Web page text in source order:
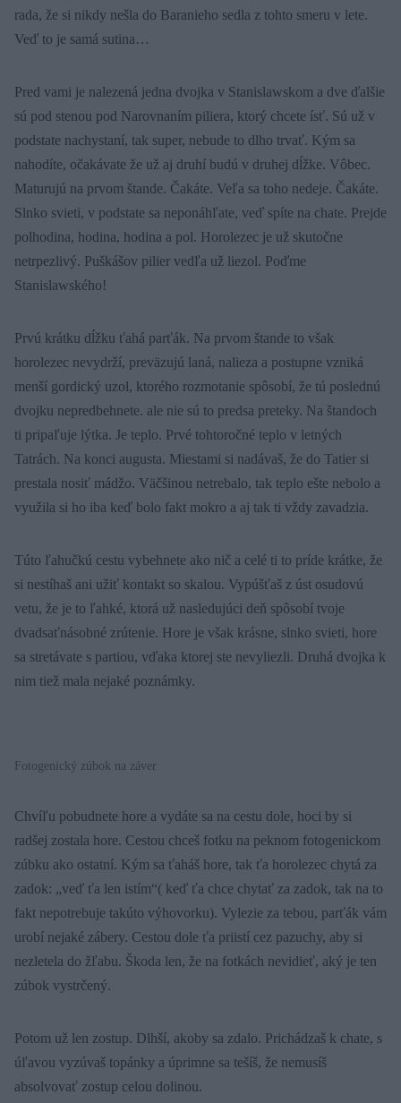
rada, že si nikdy nešla do Baranieho sedla z tohto smeru v lete.
Veď to je samá sutina…
Pred vami je nalezená jedna dvojka v Stanislawskom a dve ďalšie
sú pod stenou pod Narovnaním piliera, ktorý chcete ísť. Sú už v
podstate nachystaní, tak super, nebude to dlho trvať. Kým sa
nahodíte, očakávate že už aj druhí budú v druhej dĺžke. Vôbec.
Maturujú na prvom štande. Čakáte. Veľa sa toho nedeje. Čakáte.
Slnko svieti, v podstate sa neponáhľate, veď spíte na chate. Prejde
polhodina, hodina, hodina a pol. Horolezec je už skutočne
netrpezlivý. Puškášov pilier vedľa už liezol. Poďme
Stanislawského!
Prvú krátku dĺžku ťahá parťák. Na prvom štande to však
horolezec nevydrží, preväzujú laná, nalieza a postupne vzniká
menší gordický uzol, ktorého rozmotanie spôsobí, že tú poslednú
dvojku nepredbehnete. ale nie sú to predsa preteky. Na štandoch
ti pripaľuje lýtka. Je teplo. Prvé tohtoročné teplo v letných
Tatrách. Na konci augusta. Miestami si nadávaš, že do Tatier si
prestala nosiť mádžo. Väčšinou netrebalo, tak teplo ešte nebolo a
využila si ho iba keď bolo fakt mokro a aj tak ti vždy zavadzia.
Túto ľahučkú cestu vybehnete ako nič a celé ti to príde krátke, že
si nestíhaš ani užiť kontakt so skalou. Vypúšťaš z úst osudovú
vetu, že je to ľahké, ktorá už nasledujúci deň spôsobí tvoje
dvadsaťnásobné zrútenie. Hore je však krásne, slnko svieti, hore
sa stretávate s partiou, vďaka ktorej ste nevyliezli. Druhá dvojka k
nim tiež mala nejaké poznámky.
Fotogenický zúbok na záver
Chvíľu pobudnete hore a vydáte sa na cestu dole, hoci by si
radšej zostala hore. Cestou chceš fotku na peknom fotogenickom
zúbku ako ostatní. Kým sa ťaháš hore, tak ťa horolezec chytá za
zadok: „veď ťa len istím“( keď ťa chce chytať za zadok, tak na to
fakt nepotrebuje takúto výhovorku). Vylezie za tebou, parťák vám
urobí nejaké zábery. Cestou dole ťa priistí cez pazuchy, aby si
nezletela do žľabu. Škoda len, že na fotkách nevidieť, aký je ten
zúbok vystrčený.
Potom už len zostup. Dlhší, akoby sa zdalo. Prichádzaš k chate, s
úľavou vyzúvaš topánky a úprimne sa tešíš, že nemusíš
absolvovať zostup celou dolinou.